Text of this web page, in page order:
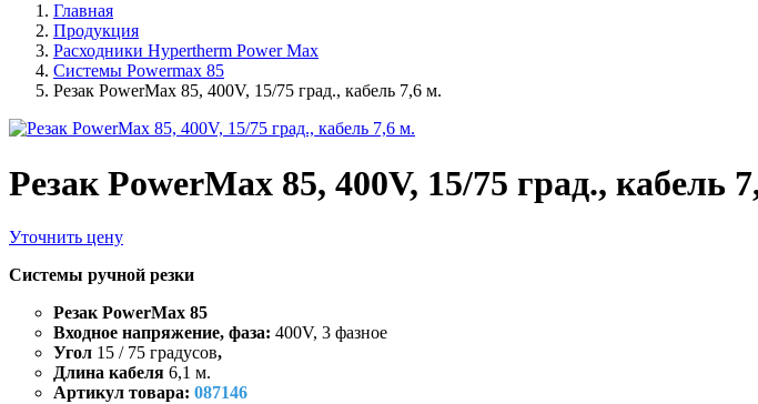
Главная
Продукция
Расходники Hypertherm Power Max
Системы Powermax 85
Резак PowerMax 85, 400V, 15/75 град., кабель 7,6 м.
Резак PowerMax 85, 400V, 15/75 град., кабель
Уточнить цену
Системы ручной резки
Резак PowerMax 85
Входное напряжение, фаза: 400V, 3 фазное
Угол 15 / 75 градусов,
Длина кабеля 6,1 м.
Артикул товара: 087146